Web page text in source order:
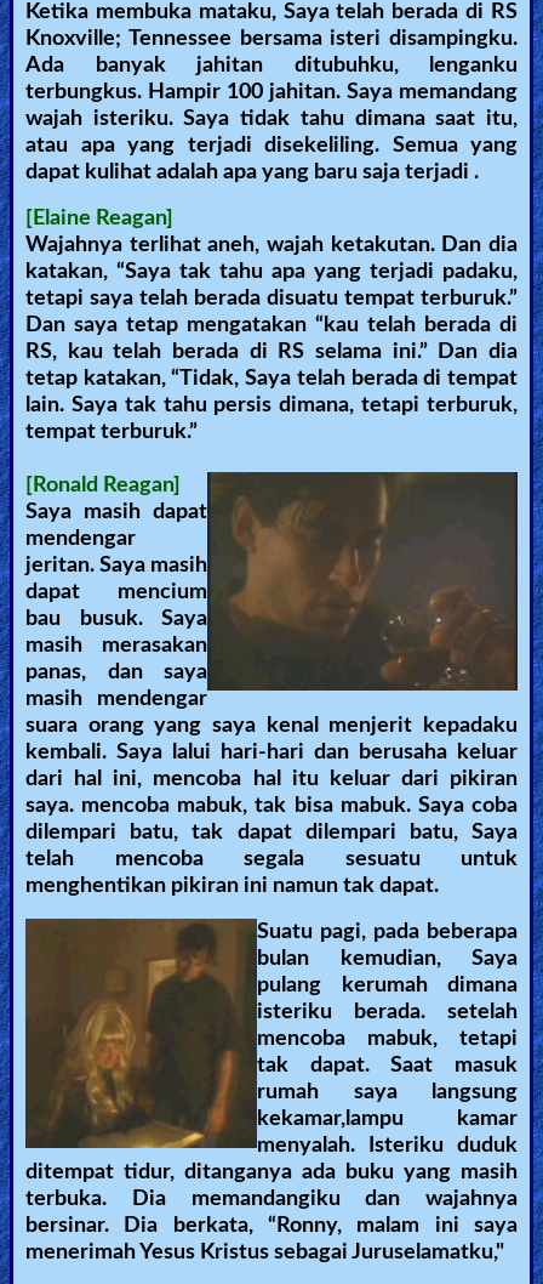
Ketika membuka mataku, Saya telah berada di RS
Knoxville; Tennessee bersama isteri disampingku.
Ada banyak jahitan ditubuhku, lenganku
terbungkus. Hampir 100 jahitan. Saya memandang
wajah isteriku. Saya tidak tahu dimana saat itu,
atau apa yang terjadi disekeliling. Semua yang
dapat kulihat adalah apa yang baru saja terjadi .
[Elaine Reagan]
Wajahnya terlihat aneh, wajah ketakutan. Dan dia
katakan, “Saya tak tahu apa yang terjadi padaku,
tetapi saya telah berada disuatu tempat terburuk.”
Dan saya tetap mengatakan “kau telah berada di
RS, kau telah berada di RS selama ini.” Dan dia
tetap katakan, “Tidak, Saya telah berada di tempat
lain. Saya tak tahu persis dimana, tetapi terburuk,
tempat terburuk.”
[Ronald Reagan]
Saya masih dapat
mendengar
jeritan. Saya masih
dapat mencium
bau busuk. Saya
masih merasakan
panas, dan saya
masih mendengar
suara orang yang saya kenal menjerit kepadaku
kembali. Saya lalui hari-hari dan berusaha keluar
dari hal ini, mencoba hal itu keluar dari pikiran
saya. mencoba mabuk, tak bisa mabuk. Saya coba
dilempari batu, tak dapat dilempari batu, Saya
telah mencoba segala sesuatu untuk
menghentikan pikiran ini namun tak dapat.
Suatu pagi, pada beberapa
bulan kemudian, Saya
pulang kerumah dimana
isteriku berada. setelah
mencoba mabuk, tetapi
tak dapat. Saat masuk
rumah saya langsung
kekamar,lampu kamar
menyalah. Isteriku duduk
ditempat tidur, ditanganya ada buku yang masih
terbuka. Dia memandangiku dan wajahnya
bersinar. Dia berkata, “Ronny, malam ini saya
menerimah Yesus Kristus sebagai Juruselamatku,"